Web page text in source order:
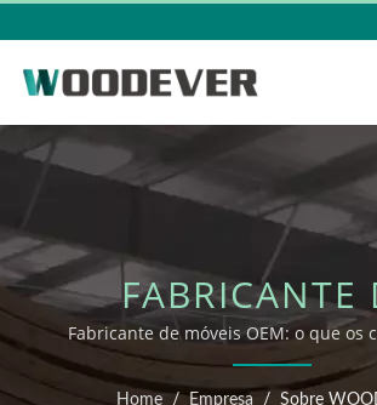
FABRICANTE
MÓVEIS OEM |
DA
Fabricante de móveis OEM: o que os
verificam antes de solicitar suporte
Home / Empresa / Sobre